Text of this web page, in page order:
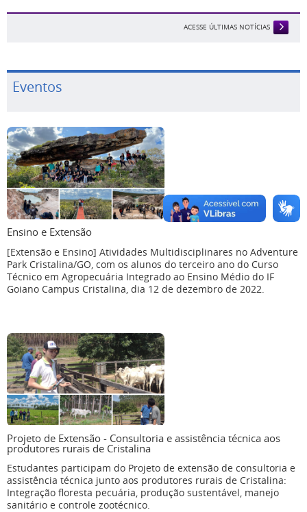
ACESSE ÚLTIMAS NOTÍCIAS
Eventos
Ensino e Extensão
[Extensão e Ensino] Atividades Multidisciplinares no Adventure
Park Cristalina/GO, com os alunos do terceiro ano do Curso
Técnico em Agropecuária Integrado ao Ensino Médio do IF
Goiano Campus Cristalina, dia 12 de dezembro de 2022.
Projeto de Extensão - Consultoria e assistência técnica aos
produtores rurais de Cristalina
Estudantes participam do Projeto de extensão de consultoria e
assistência técnica junto aos produtores rurais de Cristalina:
Integração floresta pecuária, produção sustentável, manejo
sanitário e controle zootécnico.